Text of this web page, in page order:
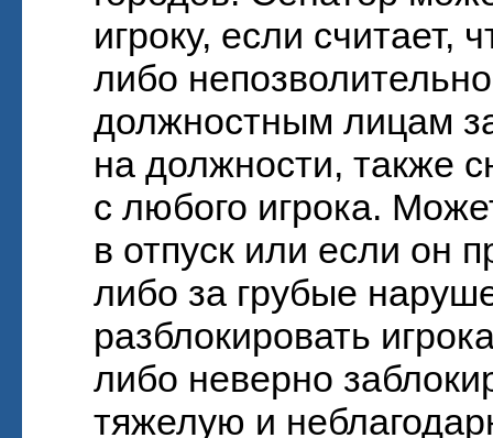
игроку, если считает,
либо
должностным лицам
на должности, также
с любого игрока.
в отпуск или если он
либо за грубые
разблокировать
либо неверно
тяжелую и